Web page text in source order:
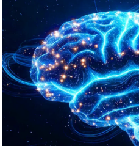
n
g
N
e
w
s